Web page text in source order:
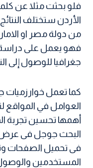
فلو بحثت مثلا عن
الأردن ستختلف
من دولة مصر او
فهو يعمل على دراسة
جغرافيا للوصول إلى
كما تعمل خوارزميات
العوامل في المواقع
أهمها تحسين تجربة
البحث جوجل فى عرض
فى تحميل الصفحات
المستخدمين